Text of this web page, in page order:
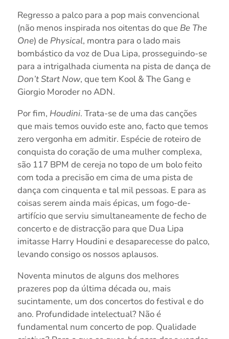
Regresso a palco para a pop mais convencional
(não menos inspirada nos oitentas do que Be The
One) de Physical, montra para o lado mais
bombástico da voz de Dua Lipa, prosseguindo-se
para a intrigalhada ciumenta na pista de dança de
Don’t Start Now, que tem Kool & The Gang e
Giorgio Moroder no ADN.
Por fim, Houdini. Trata-se de uma das canções
que mais temos ouvido este ano, facto que temos
zero vergonha em admitir. Espécie de roteiro de
conquista do coração de uma mulher complexa,
são 117 BPM de cereja no topo de um bolo feito
com toda a precisão em cima de uma pista de
dança com cinquenta e tal mil pessoas. E para as
coisas serem ainda mais épicas, um fogo-de-
artifício que serviu simultaneamente de fecho de
concerto e de distracção para que Dua Lipa
imitasse Harry Houdini e desaparecesse do palco,
levando consigo os nossos aplausos.
Noventa minutos de alguns dos melhores
prazeres pop da última década ou, mais
sucintamente, um dos concertos do festival e do
ano. Profundidade intelectual? Não é
fundamental num concerto de pop. Qualidade